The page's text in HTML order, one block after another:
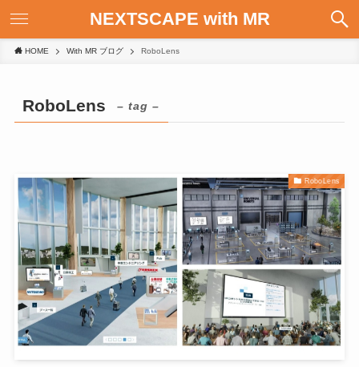
NEXTSCAPE with MR
HOME With MR ブログ RoboLens
RoboLens – tag –
RoboLens